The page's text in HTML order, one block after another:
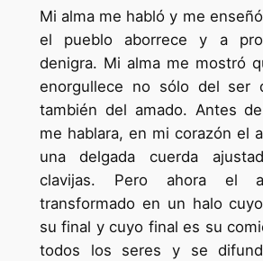
Mi alma me habló y me
el pueblo aborrece y a
denigra. Mi alma me mostró
enorgullece no sólo del ser
también del amado. Antes
me hablara, en mi corazón el
una delgada cuerda
clavijas. Pero ahora el
transformado en un halo
su final y cuyo final es su
todos los seres y se